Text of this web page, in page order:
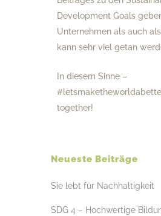
Development Goals
Unternehmen als auch
kann sehr viel getan
In diesem Sinne –
together!
Neueste Beiträge
Sie lebt für Nachhaltigkeit
SDG 4 – Hochwertige